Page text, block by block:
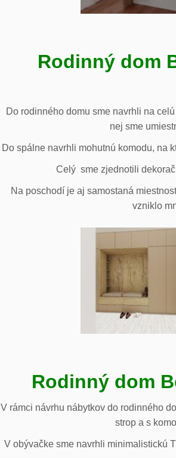
Rodinný dom
Do rodinného domu sme navrhli na
nej sme
Do spálne navrhli mohutnú komodu, na
Celý sme zjednotili
Na poschodí je aj samostaná
vzniklo
Rodinný dom
V rámci návrhu nábytkov do rodinného
strop a s
V obývačke sme navrhli minimalistickú